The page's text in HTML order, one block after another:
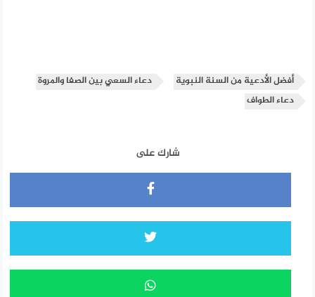
أفضل الأدعية من السنة النبوية
دعاء السعي بين الصفا والمروة
دعاء الطواف
شارك على